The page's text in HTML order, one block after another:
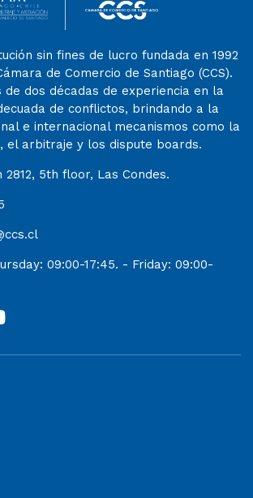
sin fines de lucro fundada en 1992
de Comercio de Santiago (CCS).
de dos décadas de experiencia en la
de conflictos, brindando a la
e internacional mecanismos como la
el arbitraje y los dispute boards.
2812, 5th floor, Las Condes.
09:00-17:45. - Friday: 09:00-